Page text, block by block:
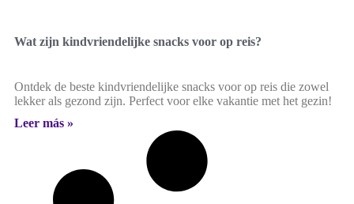
Wat zijn kindvriendelijke snacks voor op reis?
Ontdek de beste kindvriendelijke snacks voor op reis die zowel
lekker als gezond zijn. Perfect voor elke vakantie met het gezin!
Leer más »